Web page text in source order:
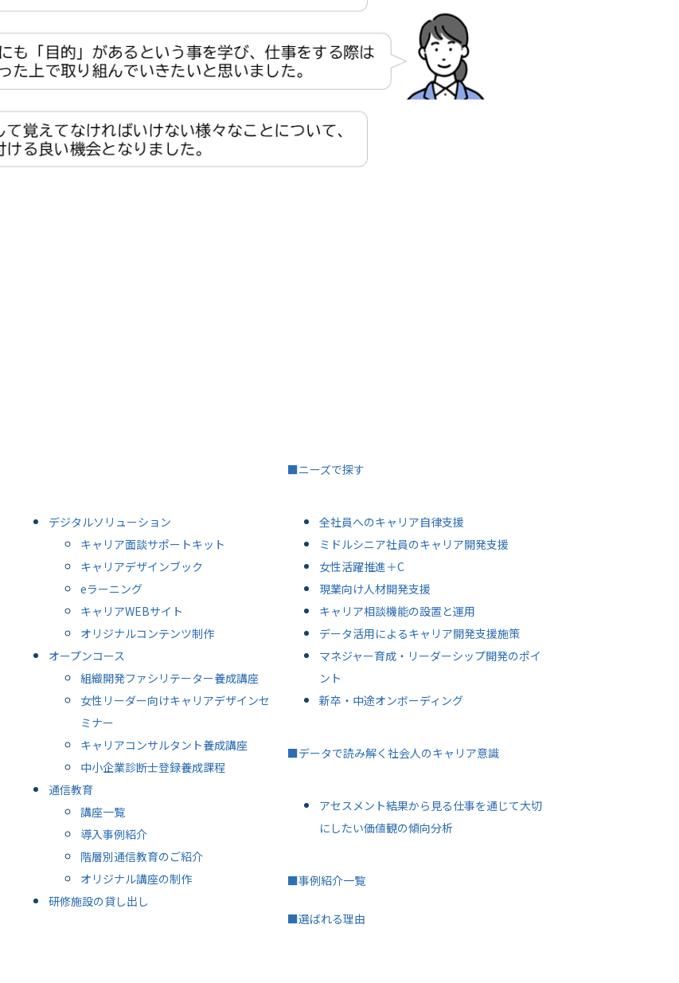
デジタルソリューション
キャリア面談サポートキット
キャリアデザインブック
eラーニング
キャリアWEBサイト
オリジナルコンテンツ制作
オープンコース
組織開発ファシリテーター養成講座
女性リーダー向けキャリアデザインセ
ミナー
キャリアコンサルタント養成講座
中小企業診断士登録養成課程
通信教育
講座一覧
導入事例紹介
階層別通信教育のご紹介
オリジナル講座の制作
研修施設の貸し出し
■ニーズで探す
全社員へのキャリア自律支援
ミドルシニア社員のキャリア開発支援
女性活躍推進＋C
現業向け人材開発支援
キャリア相談機能の設置と運用
データ活用によるキャリア開発支援施策
マネジャー育成・リーダーシップ開発のポイ
ント
新卒・中途オンボーディング
■データで読み解く社会人のキャリア意識
アセスメント結果から見る仕事を通じて大切
にしたい価値観の傾向分析
■事例紹介一覧
■選ばれる理由